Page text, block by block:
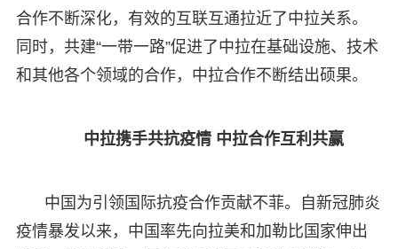
合作不断深化，有效的互联互通拉近了中拉关系。
同时，共建“一带一路”促进了中拉在基础设施、技术
和其他各个领域的合作，中拉合作不断结出硕果。
中拉携手共抗疫情 中拉合作互利共赢
中国为引领国际抗疫合作贡献不菲。自新冠肺炎
疫情暴发以来，中国率先向拉美和加勒比国家伸出